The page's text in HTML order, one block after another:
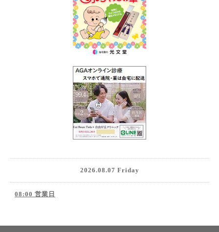
2026.08.07 Friday
08:00 営業日